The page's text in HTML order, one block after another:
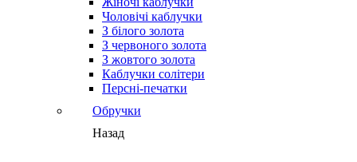
Чоловічі каблучки
З білого золота
З червоного золота
З жовтого золота
Каблучки солітери
Персні-печатки
Обручки
Назад